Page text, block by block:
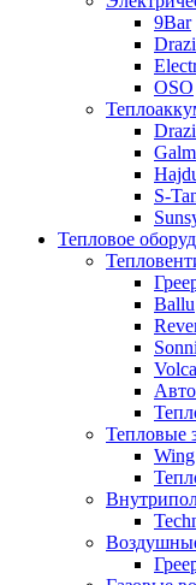
9Bar
OSO
S-
Тепловое
Ballu
Тепловые
Wing